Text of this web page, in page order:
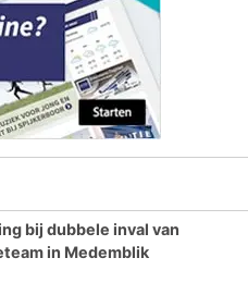
bij dubbele inval van
in Medemblik